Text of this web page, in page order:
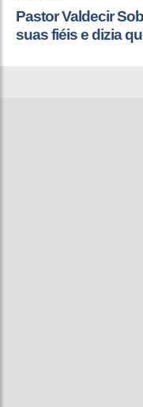
Pastor Valdecir
suas fiéis e dizia